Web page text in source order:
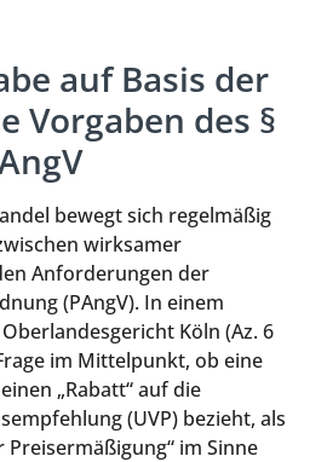
auf Basis der
Vorgaben des §
bewegt sich regelmäßig
wirksamer
Anforderungen der
(PAngV). In einem
Köln (Az. 6
im Mittelpunkt, ob eine
„Rabatt“ auf die
(UVP) bezieht, als
Preisermäßigung“ im Sinne